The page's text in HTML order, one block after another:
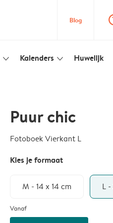
Blog
slim_arrow_down Kalenders slim_arrow_down Huwelijk
Puur chic
Fotoboek Vierkant L
Kies je formaat
M - 14 x 14 cm L -
Vanaf